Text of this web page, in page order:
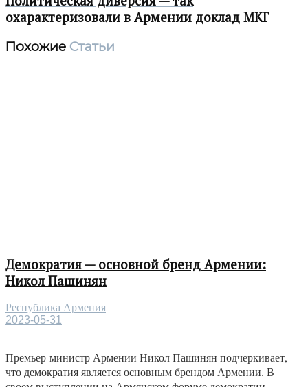
охарактеризовали в Армении доклад МКГ
Похожие Статьи
Демократия — основной бренд Армении:
Никол Пашинян
Республика Армения
2023-05-31
Премьер-министр Армении Никол Пашинян подчеркивает,
что демократия является основным брендом Армении. В